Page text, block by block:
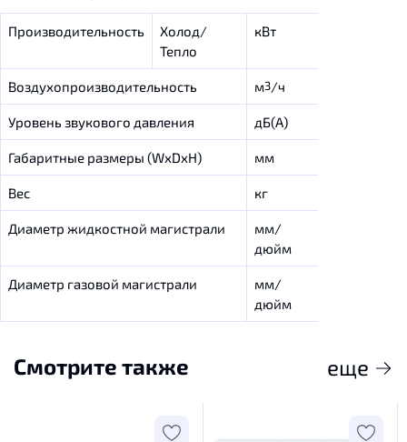
Производительность
Холод/
Тепло
кВт
Воздухопроизводительность м3/ч
Уровень звукового давления дБ(A)
Габаритные размеры (WxDxH) мм
Вес кг
Диаметр жидкостной магистрали
мм/
дюйм
Диаметр газовой магистрали
мм/
дюйм
Смотрите также еще